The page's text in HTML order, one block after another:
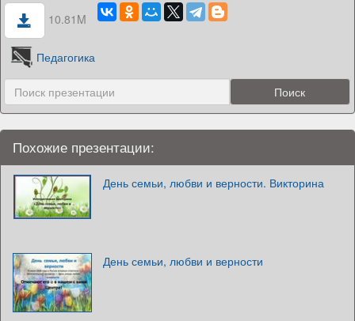
10.81M
Педагогика
Похожие презентации:
День семьи, любви и верности. Викторина
День семьи, любви и верности